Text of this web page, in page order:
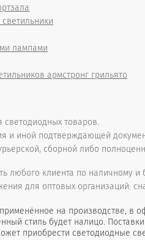
лампами
армстронг грильято
светодиодных товаров.
и иной подтверждающей
сборной либо
любого клиента по наличному и
для оптовых организаций:
на производстве, в
стиль будет налицо.
приобрести светодиодные